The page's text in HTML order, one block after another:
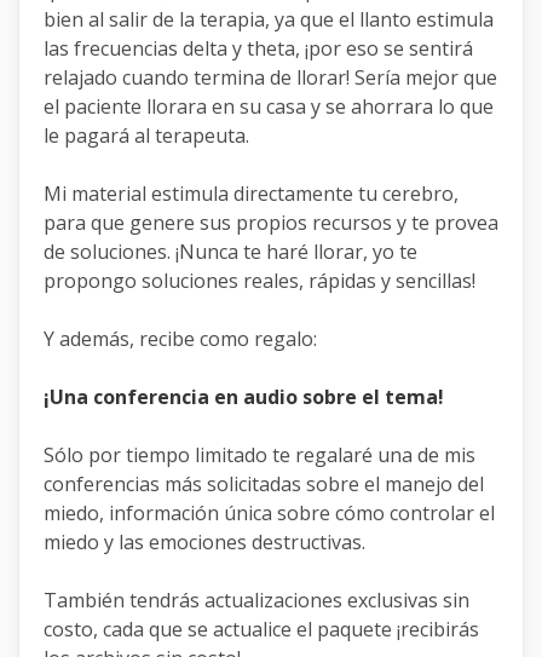
bien al salir de la terapia, ya que el llanto estimula
las frecuencias delta y theta, ¡por eso se sentirá
relajado cuando termina de llorar! Sería mejor que
el paciente llorara en su casa y se ahorrara lo que
le pagará al terapeuta.
Mi material estimula directamente tu cerebro,
para que genere sus propios recursos y te provea
de soluciones. ¡Nunca te haré llorar, yo te
propongo soluciones reales, rápidas y sencillas!
Y además, recibe como regalo:
¡Una conferencia en audio sobre el tema!
Sólo por tiempo limitado te regalaré una de mis
conferencias más solicitadas sobre el manejo del
miedo, información única sobre cómo controlar el
miedo y las emociones destructivas.
También tendrás actualizaciones exclusivas sin
costo, cada que se actualice el paquete ¡recibirás